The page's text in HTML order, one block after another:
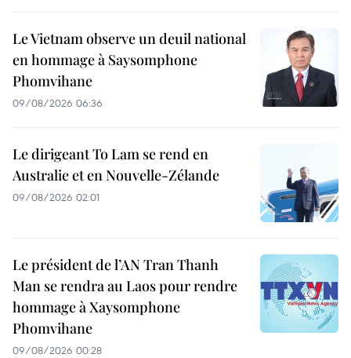
Le Vietnam observe un deuil national
en hommage à Saysomphone
Phomvihane
09/08/2026 06:36
Le dirigeant To Lam se rend en
Australie et en Nouvelle-Zélande
09/08/2026 02:01
Le président de l’AN Tran Thanh
Man se rendra au Laos pour rendre
hommage à Xaysomphone
Phomvihane
09/08/2026 00:28